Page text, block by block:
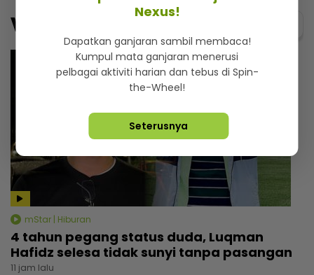
Video
mStar | Hiburan
4 tahun pegang status duda, Luqman
Hafidz selesa tidak sunyi tanpa pasangan
11 jam lalu
Nexus!
Dapatkan ganjaran sambil membaca!
Kumpul mata ganjaran menerusi
pelbagai aktiviti harian dan tebus di Spin-
the-Wheel!
Seterusnya